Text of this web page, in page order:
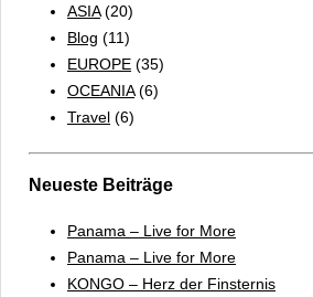
ASIA(20)
Blog (11)
EUROPE (35)
OCEANIA(6)
Travel (6)
Neueste Beiträge
Panama – Live for More
Panama – Live for More
KONGO – Herz der Finsternis